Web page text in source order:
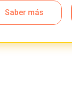
Saber más